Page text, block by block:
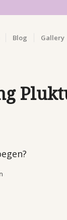
Blog Gallery